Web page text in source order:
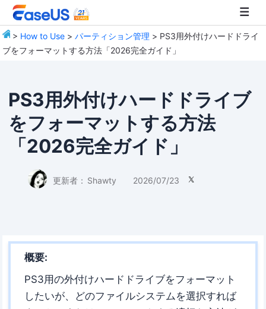
> How to Use >パーティション管理 > PS3用外付けハードドライ
ブをフォーマットする方法「2026完全ガイド」
PS3用外付けハードドライブ
をフォーマットする方法
「2026完全ガイド」
更新者： Shawty 2026/07/23 
概要:
PS3用の外付けハードドライブをフォーマット
したいが、どのファイルシステムを選択すれば